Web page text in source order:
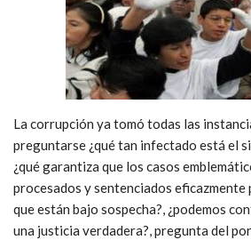
La corrupción ya tomó todas las
preguntarse ¿qué tan infectado está el
¿qué garantiza que los casos
procesados y sentenciados eficazmente
que están bajo sospecha?, ¿podemos
una justicia verdadera?, pregunta del